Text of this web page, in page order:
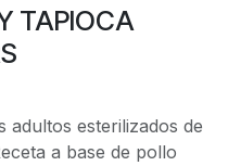
TAPIOCA
adultos esterilizados de
a base de pollo